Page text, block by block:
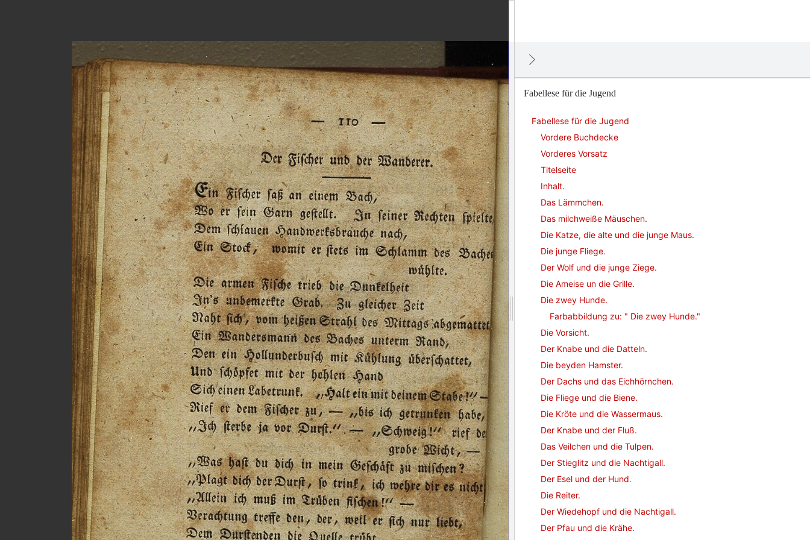
Fabellese für die Jugend
Fabellese für die Jugend
Vordere Buchdecke
Vorderes Vorsatz
Titelseite
Inhalt.
Das Lämmchen.
Das milchweiße Mäuschen.
Die Katze, die alte und die junge Maus.
Die junge Fliege.
Der Wolf und die junge Ziege.
Die Ameise un die Grille.
Die zwey Hunde.
Farbabbildung zu: " Die zwey Hunde."
Die Vorsicht.
Der Knabe und die Datteln.
Die beyden Hamster.
Der Dachs und das Eichhörnchen.
Die Fliege und die Biene.
Die Kröte und die Wassermaus.
Der Knabe und der Fluß.
Das Veilchen und die Tulpen.
Der Stieglitz und die Nachtigall.
Der Esel und der Hund.
Die Reiter.
Der Wiedehopf und die Nachtigall.
Der Pfau und die Krähe.